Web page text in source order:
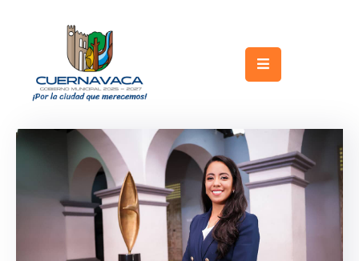
Gobierno
Turismo
Servicios